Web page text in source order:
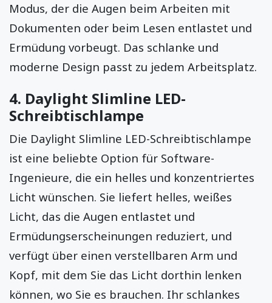
Modus, der die Augen beim Arbeiten mit
Dokumenten oder beim Lesen entlastet und
Ermüdung vorbeugt. Das schlanke und
moderne Design passt zu jedem Arbeitsplatz.
4. Daylight Slimline LED-
Schreibtischlampe
Die Daylight Slimline LED-Schreibtischlampe
ist eine beliebte Option für Software-
Ingenieure, die ein helles und konzentriertes
Licht wünschen. Sie liefert helles, weißes
Licht, das die Augen entlastet und
Ermüdungserscheinungen reduziert, und
verfügt über einen verstellbaren Arm und
Kopf, mit dem Sie das Licht dorthin lenken
können, wo Sie es brauchen. Ihr schlankes